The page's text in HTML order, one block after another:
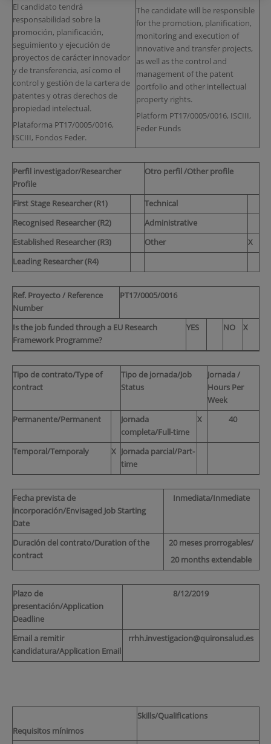
El candidato tendrá
responsabilidad sobre la
promoción, planificación,
seguimiento y ejecución de
proyectos de carácter innovador
y de transferencia, así como el
control y gestión de la cartera de
patentes y otras derechos de
propiedad intelectual.
Plataforma PT17/0005/0016,
ISCIII, Fondos Feder.
The candidate will be responsible
for the promotion, planification,
monitoring and execution of
innovative and transfer projects,
as well as the control and
management of the patent
portfolio and other intellectual
property rights.
Platform PT17/0005/0016, ISCIII,
Feder Funds
Perfil investigador/Researcher
Profile
Otro perfil /Other profile
First Stage Researcher (R1)
Technical
Recognised Researcher (R2)
Administrative
Established Researcher (R3)
Other
X
Leading Researcher (R4)
Ref. Proyecto / Reference
Number
PT17/0005/0016
Is the job funded through a EU Research
Framework Programme?
YES NO X
Tipo de contrato/Type of
contract
Tipo de jornada/Job
Status
Jornada /
Hours Per
Week
Permanente/Permanent
Jornada
completa/Full-time
X 40
Temporal/Temporaly X Jornada parcial/Part-
time
Fecha prevista de
incorporación/Envisaged Job Starting
Date
Inmediata/Inmediate
Duración del contrato/Duration of the
contract
20 meses prorrogables/
20 months extendable
Plazo de
presentación/Application
Deadline
8/12/2019
Email a remitir
candidatura/Application Email
rrhh.investigacion@quironsalud.es
Requisitos mínimos
Skills/Qualifications